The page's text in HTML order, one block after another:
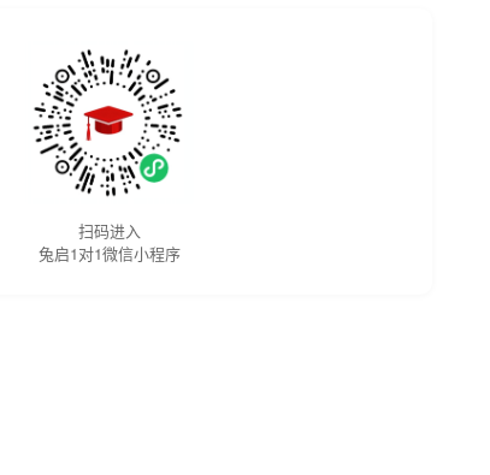
扫码进入
兔启1对1微信小程序